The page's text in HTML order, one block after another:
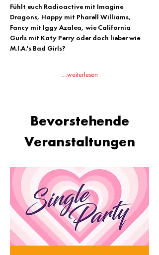
Fühlt euch Radioactive mit Imagine
Dragons, Happy mit Pharell Williams,
Fancy mit Iggy Azalea, wie California
Gurls mit Katy Perry oder doch lieber wie
M.I.A.'s Bad Girls?
....weiterlesen
Bevorstehende
Veranstaltungen